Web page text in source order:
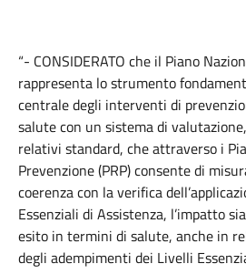
“- CONSIDERATO che il Piano
rappresenta lo strumento
centrale degli interventi di
salute con un sistema di
relativi standard, che attraverso i
Prevenzione (PRP) consente di
coerenza con la verifica
Essenziali di Assistenza, l’impatto
esito in termini di salute, anche in
degli adempimenti dei Livelli